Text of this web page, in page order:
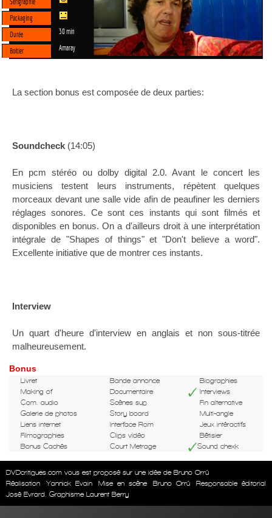
Sérigraphie
Packaging
Durée
30 min
Boitier Amaray
La section bonus est composée de deux parties:
Soundcheck (14:05)
En pcm stéréo ou dolby digital 2.0. Avant le concert les
musiciens testent leurs instruments, répètent quelques
morceaux devant une salle vide afin de peaufiner les derniers
réglages sonores. Ce sont ces instants qui sont filmés et
disponibles en bonus. On a d'ailleurs droit à une interprétation
intégrale de "Shapes of things" et "Don't believe a word".
Excellente initiative que de montrer ces instants.
Interview
Un quart d'heure d'interview en anglais et non sous-titrée
malheureusement.
Bonus
Livret Bande annonce
Biographies
Making of
Documentaire
Interviews
Com. audio
Scènes sup
Fin alternative
Galerie de photos
Story board
Multi-angle
Liens internet
Interface Rom
Jeux intéractifs
Filmographies
Clips vidéo
Bêtisier
Bonus Cachés
Court Metrage Sound chexk
DVDcritiques.com vous est proposé sur une idée de Bruno Orrú
Réalisation
Yannick Evain Mise en scène Bruno Orrú
Responsable éditorial
José Evrard. Graphisme Laurent Berry